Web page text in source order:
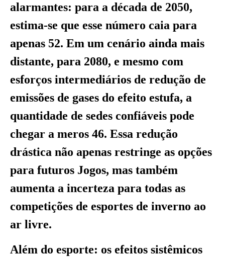
alarmantes: para a década de 2050,
estima-se que esse número caia para
apenas 52. Em um cenário ainda mais
distante, para 2080, e mesmo com
esforços intermediários de redução de
emissões de gases do efeito estufa, a
quantidade de sedes confiáveis pode
chegar a meros 46. Essa redução
drástica não apenas restringe as opções
para futuros Jogos, mas também
aumenta a incerteza para todas as
competições de esportes de inverno ao
ar livre.
Além do esporte: os efeitos sistêmicos